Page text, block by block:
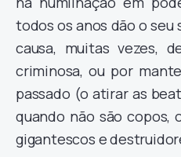
todos os anos dão o seu
causa, muitas vezes,
criminosa, ou por
passado (o atirar as
quando não são copos,
gigantescos e